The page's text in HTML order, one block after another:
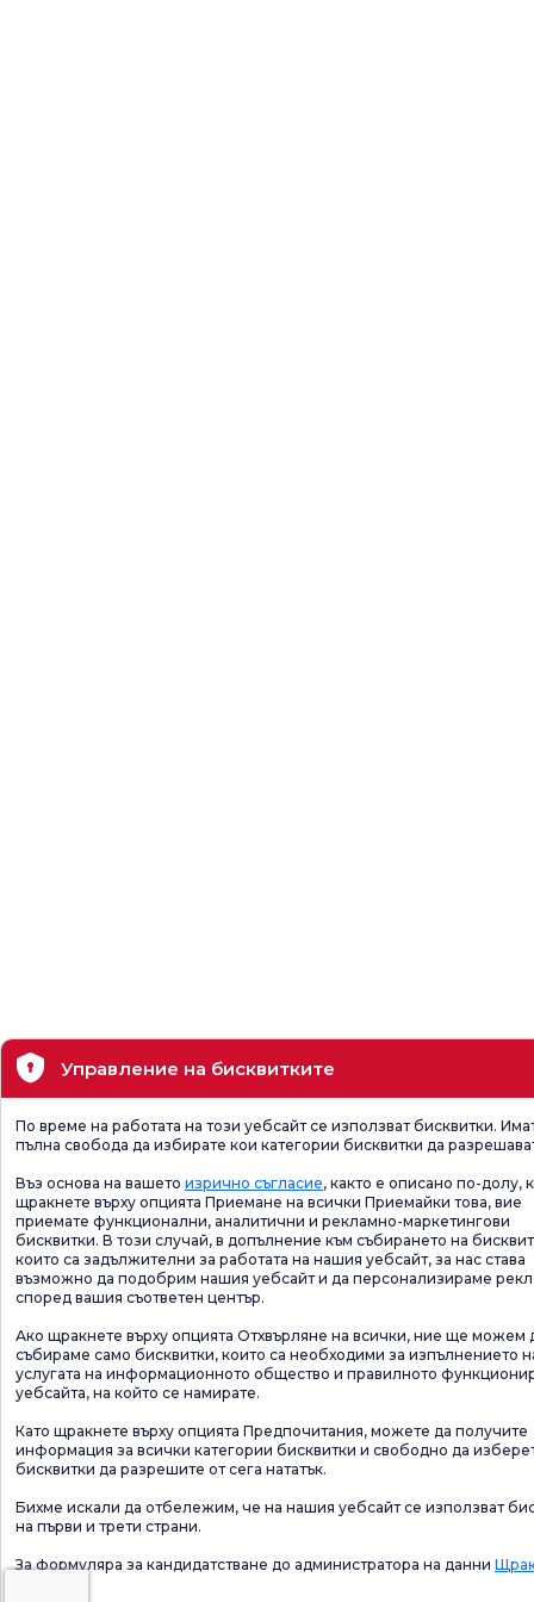
Управление на бисквитките
По време на работата на този уебсайт се използват бисквитки.
пълна свобода да избирате кои категории бисквитки да
Въз основа на вашето изрично съгласие, както е описано по-долу,
щракнете върху опцията Приемане на всички Приемайки това, вие
приемате функционални, аналитични и рекламно-маркетингови
бисквитки. В този случай, в допълнение към събирането на
които са задължителни за работата на нашия уебсайт, за нас става
възможно да подобрим нашия уебсайт и да персонализираме
според вашия съответен център.
Ако щракнете върху опцията Отхвърляне на всички, ние ще можем
събираме само бисквитки, които са необходими за изпълнението
услугата на информационното общество и правилното
уебсайта, на който се намирате.
Като щракнете върху опцията Предпочитания, можете да получите
информация за всички категории бисквитки и свободно да
бисквитки да разрешите от сега нататък.
Бихме искали да отбележим, че на нашия уебсайт се използват
на първи и трети страни.
За формуляра за кандидатстване до администратора на данни